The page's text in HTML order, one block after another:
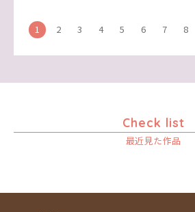
1 2 3 4 5 6 7 8
Check list
最近見た作品